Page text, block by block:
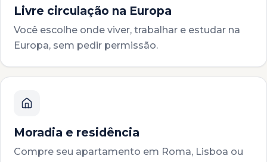
Livre circulação na Europa
Você escolhe onde viver, trabalhar e estudar na
Europa, sem pedir permissão.
Moradia e residência
Compre seu apartamento em Roma, Lisboa ou